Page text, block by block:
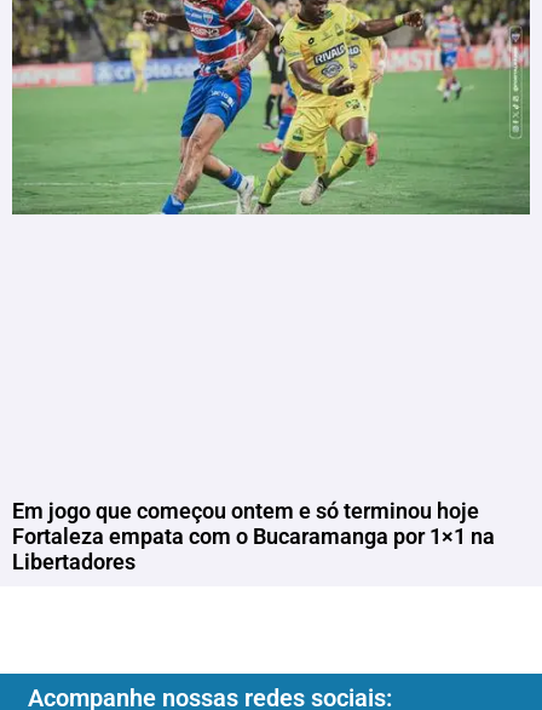
Em jogo que começou ontem e só terminou hoje
Fortaleza empata com o Bucaramanga por 1×1 na
Libertadores
Acompanhe nossas redes sociais: